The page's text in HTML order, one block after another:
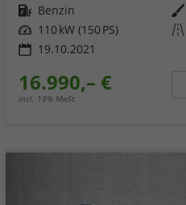
Kraftstoff Benzin Außenfarbe
Leistung 110 kW (150 PS) Kilometerstand
19.10.2021
16.990,– €
incl. 19% MwSt.